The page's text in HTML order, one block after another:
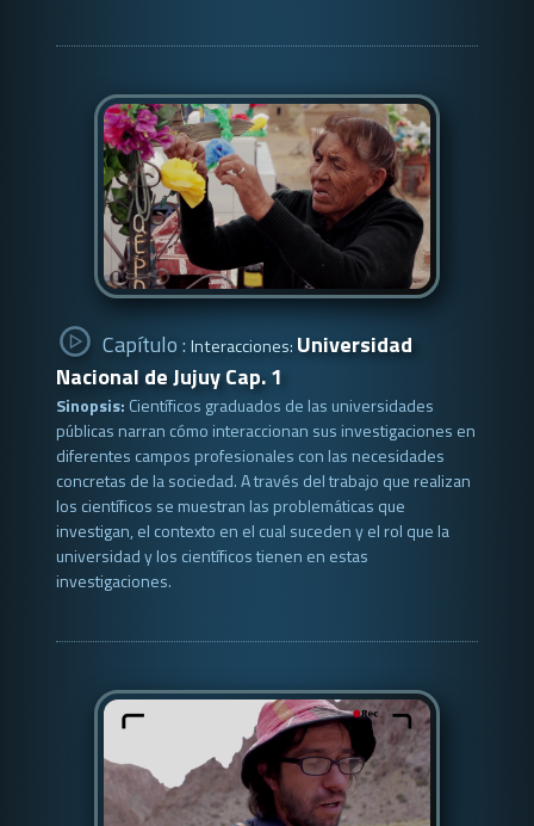
Capítulo : Interacciones: Universidad
Nacional de Jujuy Cap. 1
Sinopsis: Científicos graduados de las universidades
públicas narran cómo interaccionan sus investigaciones en
diferentes campos profesionales con las necesidades
concretas de la sociedad. A través del trabajo que realizan
los científicos se muestran las problemáticas que
investigan, el contexto en el cual suceden y el rol que la
universidad y los científicos tienen en estas
investigaciones.